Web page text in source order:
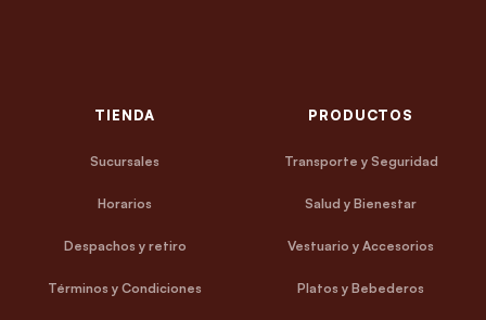
TIENDA
Sucursales
Horarios
Despachos y retiro
Términos y Condiciones
PRODUCTOS
Transporte y Seguridad
Salud y Bienestar
Vestuario y Accesorios
Platos y Bebederos